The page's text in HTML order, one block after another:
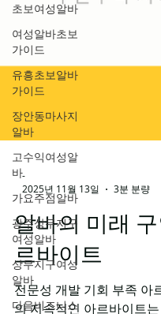
초보여성알바
여성알바초보
가이드
유흥초보알바
가이드
장안동마사지
알바
고수익여성알
바
가요주점알바
광주상무지구
여성알바
상무지구여성
알바
다음비즈니스
-
2025년 11월 13일
알바의 미래